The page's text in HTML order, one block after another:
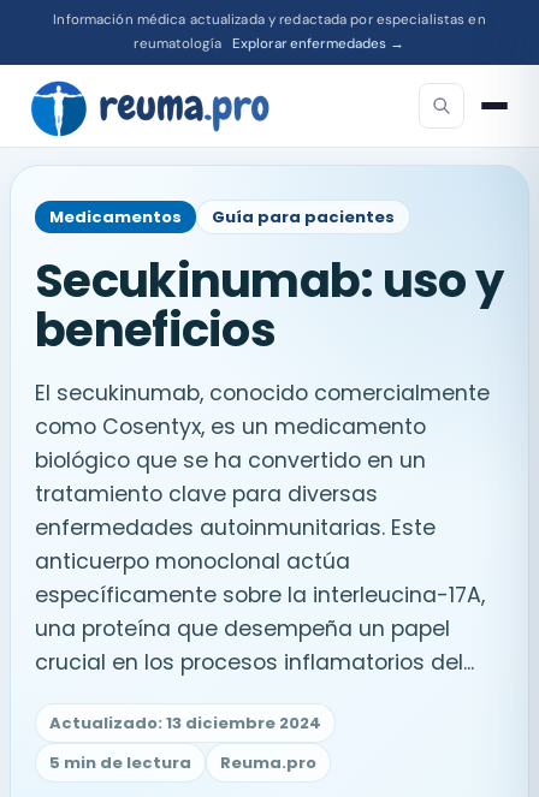
Información médica actualizada y redactada por especialistas en
reumatología Explorar enfermedades →
Medicamentos Guía para pacientes
Secukinumab: uso y
beneficios
El secukinumab, conocido comercialmente
como Cosentyx, es un medicamento
biológico que se ha convertido en un
tratamiento clave para diversas
enfermedades autoinmunitarias. Este
anticuerpo monoclonal actúa
específicamente sobre la interleucina-17A,
una proteína que desempeña un papel
crucial en los procesos inflamatorios del...
Actualizado: 13 diciembre 2024
5 min de lectura
Reuma.pro